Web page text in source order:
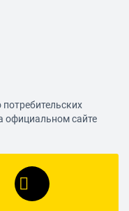
официальном сайте